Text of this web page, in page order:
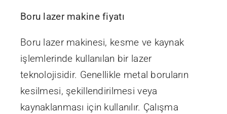
Boru lazer makine fiyatı
Boru lazer makinesi, kesme ve kaynak
işlemlerinde kullanılan bir lazer
teknolojisidir. Genellikle metal boruların
kesilmesi, şekillendirilmesi veya
kaynaklanması için kullanılır. Çalışma